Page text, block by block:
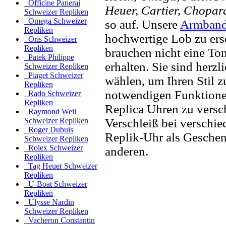
Officine Panerai
Schweizer Repliken
Omega Schweizer
Repliken
Oris Schweizer
Repliken
Patek Philippe
Schweizer Repliken
Piaget Schweizer
Repliken
Rado Schweizer
Repliken
Raymond Weil
Schweizer Repliken
Roger Dubuis
Schweizer Repliken
Rolex Schweizer
Repliken
Tag Heuer Schweizer
Repliken
U-Boat Schweizer
Repliken
Ulysse Nardin
Schweizer Repliken
Vacheron Constantin
Heuer, Cartier,
so auf. Unsere
hochwertige Lob zu
brauchen nicht eine
erhalten. Sie sind
wählen, um Ihren Stil
notwendigen
Replica Uhren zu
Verschleiß bei
Replik-Uhr als
anderen.